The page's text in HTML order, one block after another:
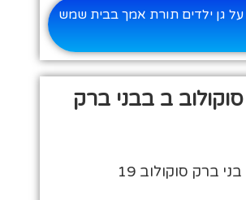
גן ילדים תורת אמך בבית שמש
סוקולוב ב בבני ברק
ברק סוקולוב 19